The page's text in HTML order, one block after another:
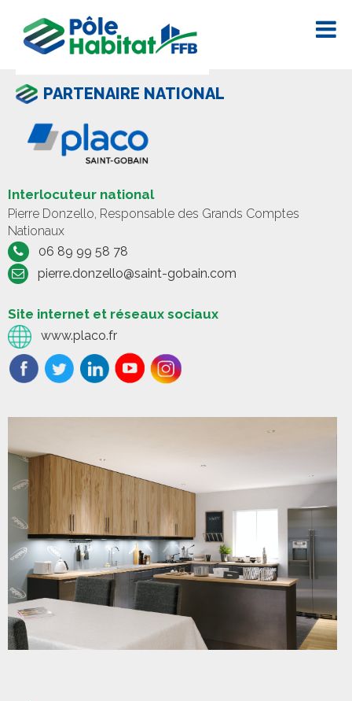
PARTENAIRE NATIONAL
Interlocuteur national
Pierre Donzello, Responsable des Grands Comptes
Nationaux
06 89 99 58 78
pierre.donzello@saint-gobain.com
Site internet et réseaux sociaux
www.placo.fr